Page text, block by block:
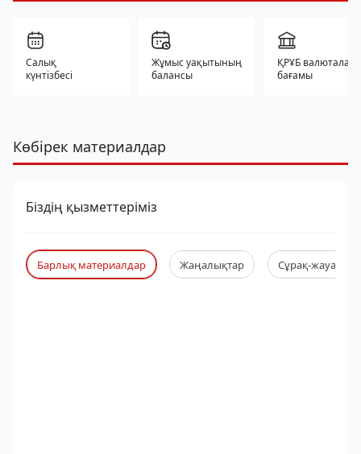
Салық
күнтізбесі
Жұмыс уақытының
балансы
ҚРҰБ валюталар
бағамы
Көбірек материалдар
Біздің қызметтеріміз
Барлық материалдар Жаңалықтар Сұрақ-жауап